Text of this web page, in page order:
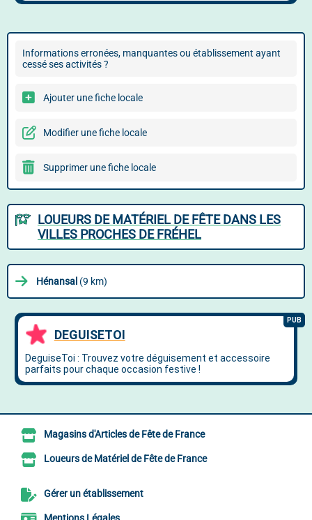
Informations erronées, manquantes ou établissement ayant
cessé ses activités ?
Ajouter une fiche locale
Modifier une fiche locale
Supprimer une fiche locale
LOUEURS DE MATÉRIEL DE FÊTE DANS LES
VILLES PROCHES DE FRÉHEL
Hénansal (9 km)
Magasins d'Articles de Fête de France
Loueurs de Matériel de Fête de France
Gérer un établissement